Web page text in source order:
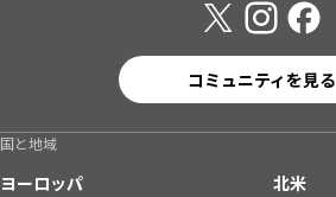
コミュニティを見る
国と地域
ヨーロッパ
北米